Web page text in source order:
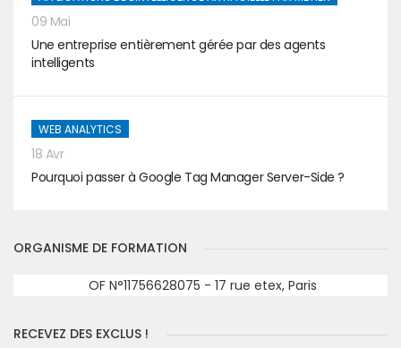
09 Mai
Une entreprise entièrement gérée par des agents
intelligents
WEB ANALYTICS
18 Avr
Pourquoi passer à Google Tag Manager Server-Side ?
ORGANISME DE FORMATION
OF N°11756628075 - 17 rue etex, Paris
RECEVEZ DES EXCLUS !